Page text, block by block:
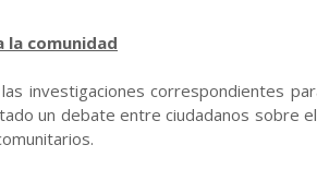
la comunidad
investigaciones correspondientes
un debate entre ciudadanos sobre